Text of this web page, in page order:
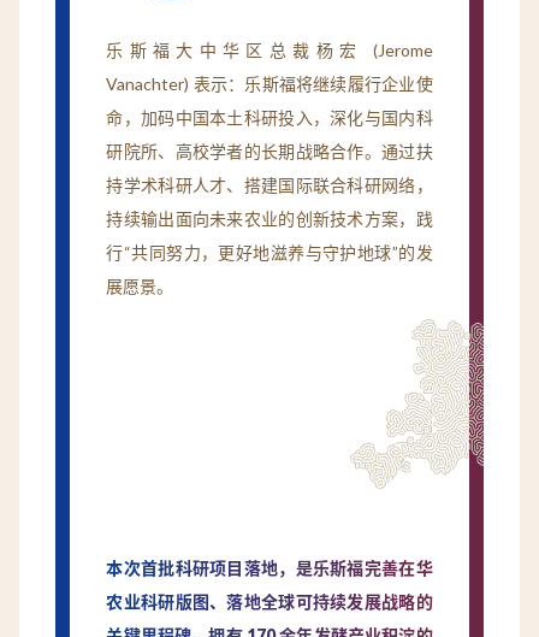
乐斯福大中华区总裁杨宏 (Jerome
Vanachter) 表示：乐斯福将继续履行企业使
命，加码中国本土科研投入，深化与国内科
研院所、高校学者的长期战略合作。通过扶
持学术科研人才、搭建国际联合科研网络，
持续输出面向未来农业的创新技术方案，践
行“共同努力，更好地滋养与守护地球”的发
展愿景。
本次首批科研项目落地，是乐斯福完善在华
农业科研版图、落地全球可持续发展战略的